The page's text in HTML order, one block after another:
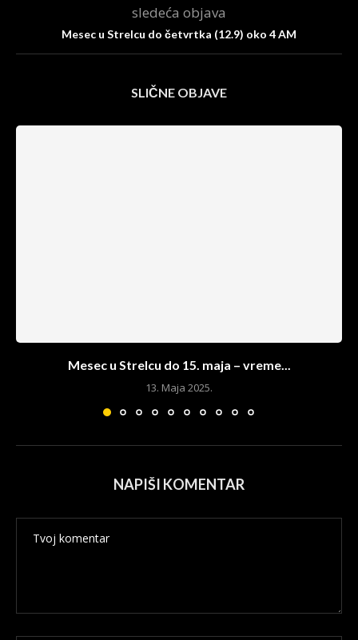
sledeća objava
Mesec u Strelcu do četvrtka (12.9) oko 4 AM
SLIČNE OBJAVE
Mesec u Strelcu do 15. maja – vreme...
13. Maja 2025.
NAPIŠI KOMENTAR